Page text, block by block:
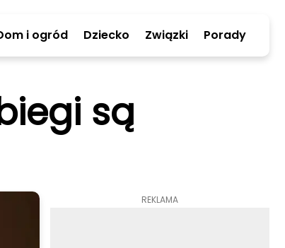
i ogród Dziecko Związki Porady
są
REKLAMA